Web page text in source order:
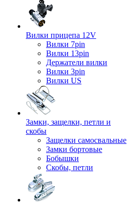
Вилки прицепа 12V
Вилки 7pin
Вилки 13pin
Держатели вилки
Вилки 3pin
Вилки US
Замки, защелки, петли и
скобы
Защелки самосвальные
Замки бортовые
Бобышки
Скобы, петли